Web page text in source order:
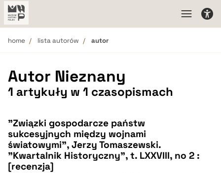
home lista autorów autor
Autor Nieznany
1 artykuły w 1 czasopismach
"Związki gospodarcze państw
sukcesyjnych między wojnami
światowymi", Jerzy Tomaszewski.
"Kwartalnik Historyczny", t. LXXVIII, no 2 :
[recenzja]